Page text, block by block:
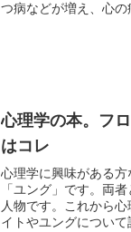
つ病などが増え、心の
心理学の本。フ
はコレ
心理学に興味がある
「ユング」です。両
人物です。これから
イトやユングについ